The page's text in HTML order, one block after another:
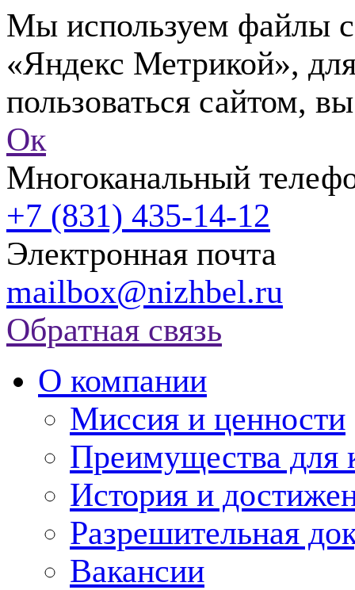
Мы используем файлы
«Яндекс Метрикой»,
пользоваться сайтом,
Ок
Многоканальный
+7 (831) 435-14-12
Электронная почта
mailbox@nizhbel.ru
Обратная связь
О компании
Миссия и ценности
Преимущества для
История и
Разрешительная
Вакансии